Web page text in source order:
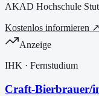
AKAD Hochschule
Kostenlos informieren ↗
Anzeige
IHK · Fernstudium
Craft-Bierbrauer/